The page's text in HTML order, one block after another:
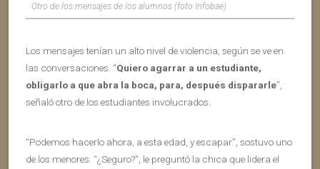
Otro de los mensajes de los alumnos (foto Infobae)
Los mensajes tenían un alto nivel de violencia, según se ve en
las conversaciones. “Quiero agarrar a un estudiante,
obligarlo a que abra la boca, para, después dispararle”,
señaló otro de los estudiantes involucrados.
“Podemos hacerlo ahora, a esta edad, y escapar”, sostuvo uno
de los menores. “¿Seguro?“, le preguntó la chica que lidera el